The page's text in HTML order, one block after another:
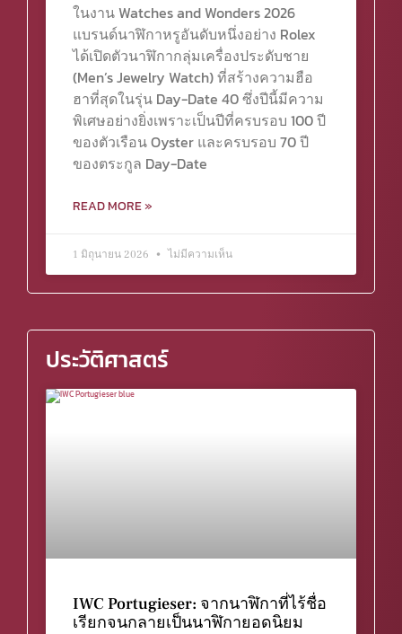
ในงาน Watches and Wonders 2026
แบรนด์นาฬิกาหรูอันดับหนึ่งอย่าง Rolex
ได้เปิดตัวนาฬิกากลุ่มเครื่องประดับชาย
(Men’s Jewelry Watch) ที่สร้างความฮือ
ฮาที่สุดในรุ่น Day-Date 40 ซึ่งปีนี้มีความ
พิเศษอย่างยิ่งเพราะเป็นปีที่ครบรอบ 100 ปี
ของตัวเรือน Oyster และครบรอบ 70 ปี
ของตระกูล Day-Date
READ MORE »
1 มิถุนายน 2026 ไม่มีความเห็น
ประวัติศาสตร์
IWC Portugieser: จากนาฬิกาที่ไร้ชื่อ
เรียกจนกลายเป็นนาฬิกายอดนิยม